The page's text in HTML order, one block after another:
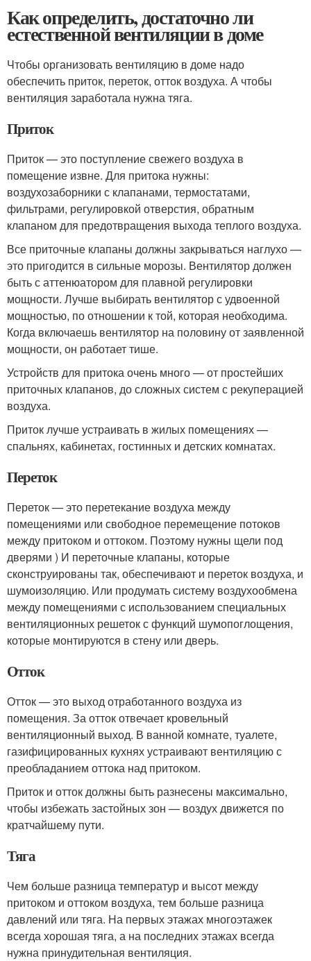
Как определить, достаточно ли
естественной вентиляции в доме
Чтобы организовать вентиляцию в доме надо
обеспечить приток, переток, отток воздуха. А чтобы
вентиляция заработала нужна тяга.
Приток
Приток — это поступление свежего воздуха в
помещение извне. Для притока нужны:
воздухозаборники с клапанами, термостатами,
фильтрами, регулировкой отверстия, обратным
клапаном для предотвращения выхода теплого воздуха.
Все приточные клапаны должны закрываться наглухо —
это пригодится в сильные морозы. Вентилятор должен
быть с аттенюатором для плавной регулировки
мощности. Лучше выбирать вентилятор с удвоенной
мощностью, по отношении к той, которая необходима.
Когда включаешь вентилятор на половину от заявленной
мощности, он работает тише.
Устройств для притока очень много — от простейших
приточных клапанов, до сложных систем с рекуперацией
воздуха.
Приток лучше устраивать в жилых помещениях —
спальнях, кабинетах, гостинных и детских комнатах.
Переток
Переток — это перетекание воздуха между
помещениями или свободное перемещение потоков
между притоком и оттоком. Поэтому нужны щели под
дверями ) И переточные клапаны, которые
сконструированы так, обеспечивают и переток воздуха, и
шумоизоляцию. Или продумать систему воздухообмена
между помещениями с использованием специальных
вентиляционных решеток с функций шумопоглощения,
которые монтируются в стену или дверь.
Отток
Отток — это выход отработанного воздуха из
помещения. За отток отвечает кровельный
вентиляционный выход. В ванной комнате, туалете,
газифицированных кухнях устраивают вентиляцию с
преобладанием оттока над притоком.
Приток и отток должны быть разнесены максимально,
чтобы избежать застойных зон — воздух движется по
кратчайшему пути.
Тяга
Чем больше разница температур и высот между
притоком и оттоком воздуха, тем больше разница
давлений или тяга. На первых этажах многоэтажек
всегда хорошая тяга, а на последних этажах всегда
нужна принудительная вентиляция.